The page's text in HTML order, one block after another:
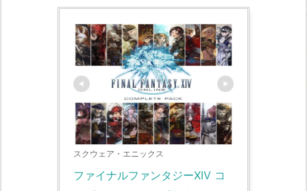
スクウェア・エニックス
ファイナルファンタジーXIV コ